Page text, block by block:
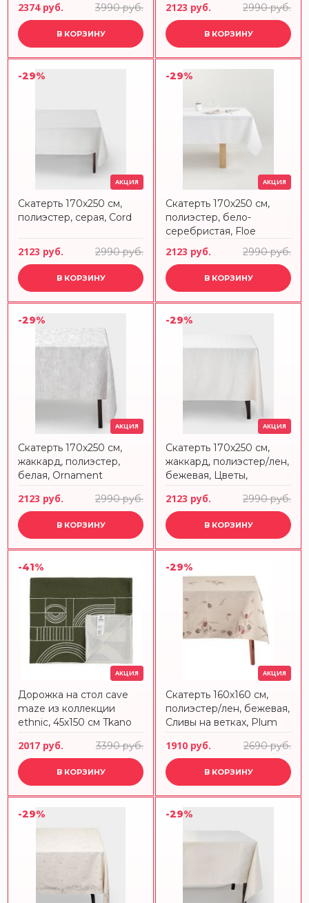
2374 руб. 3990 руб.
В КОРЗИНУ
2123 руб. 2990 руб.
В КОРЗИНУ
-29%
АКЦИЯ
Скатерть 170х250 см,
полиэстер, серая, Cord
2123 руб. 2990 руб.
В КОРЗИНУ
-29%
АКЦИЯ
Скатерть 170х250 см,
полиэстер, бело-
серебристая, Floe
2123 руб. 2990 руб.
В КОРЗИНУ
-29%
АКЦИЯ
Скатерть 170х250 см,
жаккард, полиэстер,
белая, Ornament
2123 руб. 2990 руб.
В КОРЗИНУ
-29%
АКЦИЯ
Скатерть 170х250 см,
жаккард, полиэстер/лен,
бежевая, Цветы,
2123 руб. 2990 руб.
В КОРЗИНУ
-41%
АКЦИЯ
Дорожка на стол cave
maze из коллекции
ethnic, 45х150 см Tkano
2017 руб. 3390 руб.
В КОРЗИНУ
-29%
АКЦИЯ
Скатерть 160х160 см,
полиэстер/лен, бежевая,
Сливы на ветках, Plum
1910 руб. 2690 руб.
В КОРЗИНУ
-29% -29%